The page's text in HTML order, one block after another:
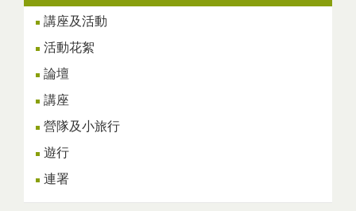
講座及活動
活動花絮
論壇
講座
營隊及小旅行
遊行
連署